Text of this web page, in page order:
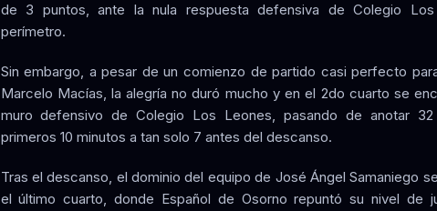
de 3 puntos, ante la nula respuesta defensiva de Colegio
perímetro.
Sin embargo, a pesar de un comienzo de partido casi perfecto
Marcelo Macías, la alegría no duró mucho y en el 2do cuarto se
muro defensivo de Colegio Los Leones, pasando de anotar
primeros 10 minutos a tan solo 7 antes del descanso.
Tras el descanso, el dominio del equipo de José Ángel Samaniego
el último cuarto, donde Español de Osorno repuntó su nivel de